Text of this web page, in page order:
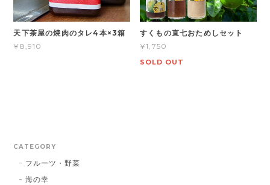
天下茶屋の焼肉のタレ4本×3箱
¥8,910
すくもの直七おためしセット
¥1,750
SOLD OUT
CATEGORY
フルーツ・野菜
海の幸